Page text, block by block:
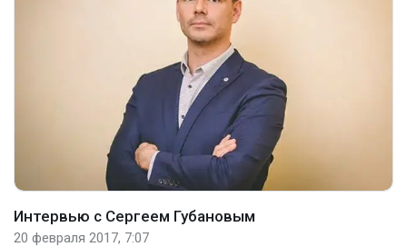
Интервью с Сергеем Губановым
20 февраля 2017, 7:07